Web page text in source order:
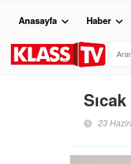
Anasayfa Haber
23